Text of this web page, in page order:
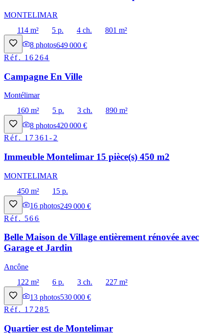
MONTELIMAR
114 m²
5 p. 4 ch.
801 m²
8 photos649 000 €
Réf. 16264
Campagne En Ville
Montélimar
160 m²
5 p. 3 ch.
890 m²
8 photos420 000 €
Réf. 17361-2
Immeuble Montelimar 15 pièce(s) 450 m2
MONTELIMAR
450 m²
15 p.
16 photos249 000 €
Réf. 566
Belle Maison de Village entièrement rénovée avec
Garage et Jardin
Ancône
122 m²
6 p. 3 ch.
227 m²
13 photos530 000 €
Réf. 17285
Quartier est de Montelimar